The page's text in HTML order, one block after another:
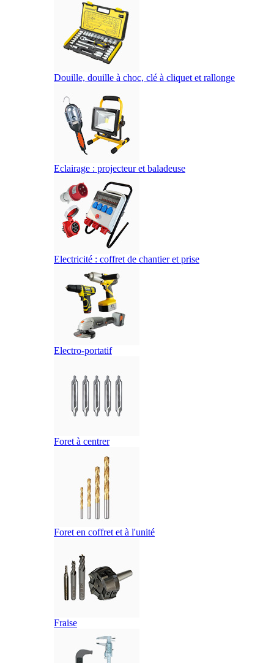
Douille, douille à choc, clé à cliquet et rallonge
Eclairage : projecteur et baladeuse
Electricité : coffret de chantier et prise
Electro-portatif
Foret à centrer
Foret en coffret et à l'unité
Fraise